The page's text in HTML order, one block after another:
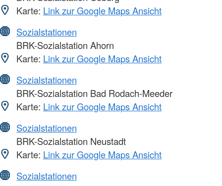
Karte: Link zur Google Maps Ansicht
Sozialstationen
BRK-Sozialstation Ahorn
Karte: Link zur Google Maps Ansicht
Sozialstationen
BRK-Sozialstation Bad Rodach-Meeder
Karte: Link zur Google Maps Ansicht
Sozialstationen
BRK-Sozialstation Neustadt
Karte: Link zur Google Maps Ansicht
Sozialstationen